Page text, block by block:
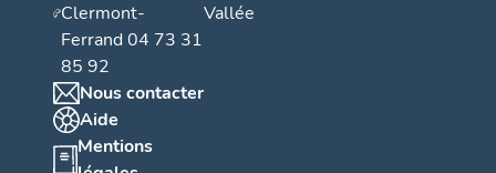
Clermont-
Ferrand 04 73 31
85 92
Nous contacter
Aide
Mentions
Vallée